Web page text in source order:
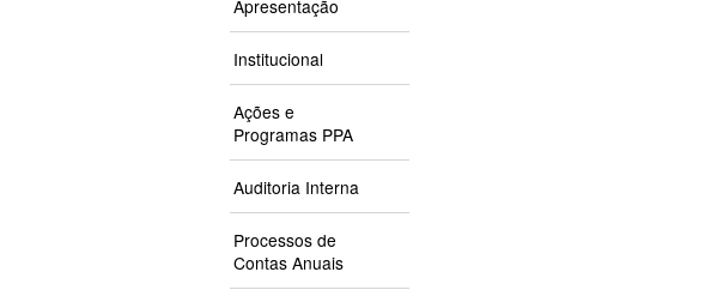
Apresentação
Institucional
Ações e
Programas PPA
Auditoria Interna
Processos de
Contas Anuais